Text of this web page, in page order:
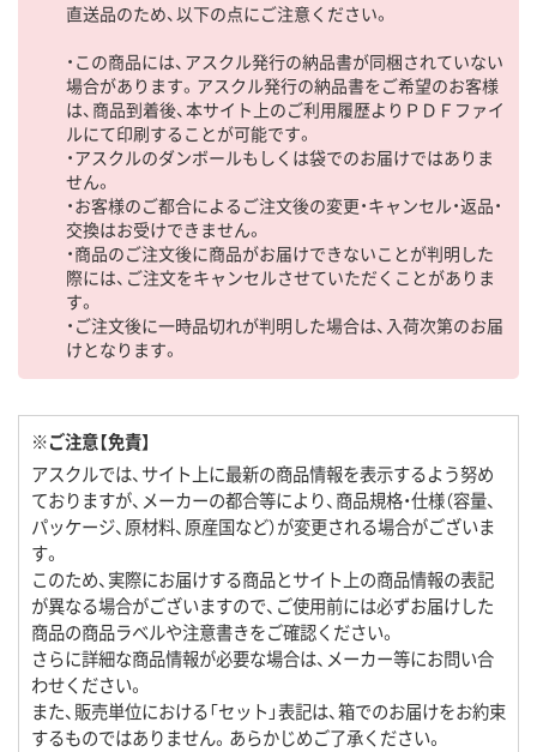
直送品のため、以下の点にご注意ください。
・この商品には、アスクル発行の納品書が同梱されていない
場合があります。アスクル発行の納品書をご希望のお客様
は、商品到着後、本サイト上のご利用履歴よりＰＤＦファイ
ルにて印刷することが可能です。
・アスクルのダンボールもしくは袋でのお届けではありま
せん。
・お客様のご都合によるご注文後の変更・キャンセル・返品・
交換はお受けできません。
・商品のご注文後に商品がお届けできないことが判明した
際には、ご注文をキャンセルさせていただくことがありま
す。
・ご注文後に一時品切れが判明した場合は、入荷次第のお届
けとなります。
※ご注意【免責】
アスクルでは、サイト上に最新の商品情報を表示するよう努め
ておりますが、メーカーの都合等により、商品規格・仕様（容量、
パッケージ、原材料、原産国など）が変更される場合がございま
す。
このため、実際にお届けする商品とサイト上の商品情報の表記
が異なる場合がございますので、ご使用前には必ずお届けした
商品の商品ラベルや注意書きをご確認ください。
さらに詳細な商品情報が必要な場合は、メーカー等にお問い合
わせください。
また、販売単位における「セット」表記は、箱でのお届けをお約束
するものではありません。あらかじめご了承ください。